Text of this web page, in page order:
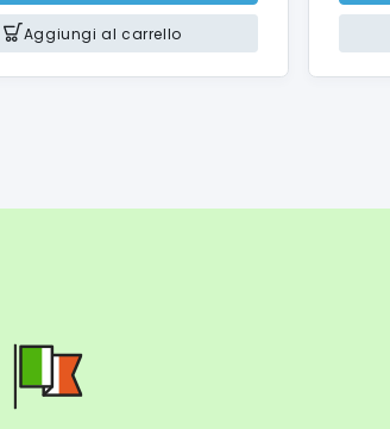
Aggiungi al carrello